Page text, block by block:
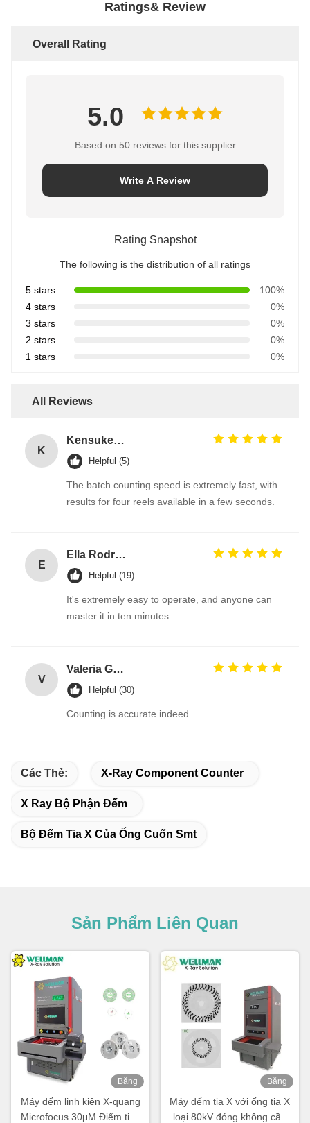
Ratings& Review
Overall Rating
5.0
Based on 50 reviews for this supplier
Write A Review
Rating Snapshot
The following is the distribution of all ratings
5 stars
100%
4 stars
0%
3 stars
0%
2 stars
0%
1 stars
0%
All Reviews
K
Kensuke Sato
Helpful (5)
The batch counting speed is extremely fast, with
results for four reels available in a few seconds.
E
Ella Rodriguez
Helpful (19)
It's extremely easy to operate, and anyone can
master it in ten minutes.
V
Valeria Gonzalez
Helpful (30)
Counting is accurate indeed
Các Thẻ: X-Ray Component Counter
X Ray Bộ Phận Đếm
Bộ Đếm Tia X Của Ống Cuốn Smt
Sản Phẩm Liên Quan
Băng
Máy đếm linh kiện X-quang
Microfocus 30μM Điểm tiêu
Băng
Máy đếm tia X với ống tia X
loại 80kV đóng không cần